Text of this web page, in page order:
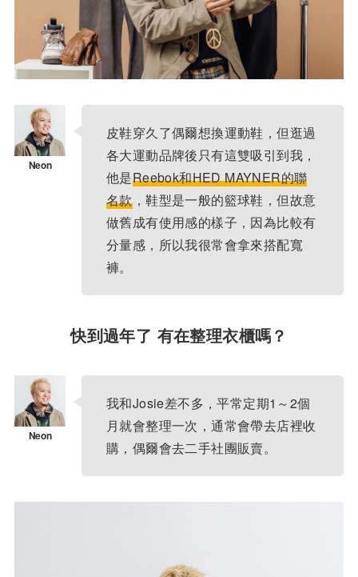
皮鞋穿久了偶爾想換運動鞋，但逛過
各大運動品牌後只有這雙吸引到我，
他是Reebok和HED MAYNER的聯
名款，鞋型是一般的籃球鞋，但故意
做舊成有使用感的樣子，因為比較有
分量感，所以我很常會拿來搭配寬
褲。
快到過年了 有在整理衣櫃嗎？
我和Josie差不多，平常定期1～2個
月就會整理一次，通常會帶去店裡收
購，偶爾會去二手社團販賣。